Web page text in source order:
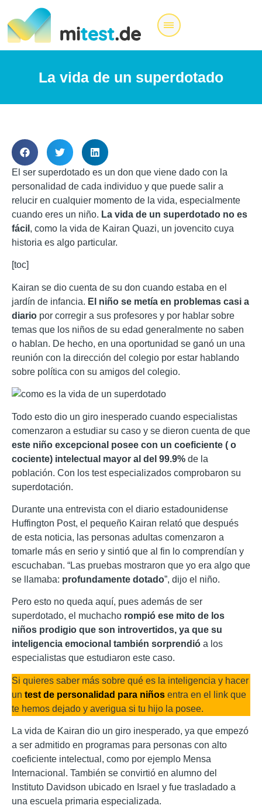
La vida de un superdotado
El ser superdotado es un don que viene dado con la
personalidad de cada individuo y que puede salir a
relucir en cualquier momento de la vida, especialmente
cuando eres un niño. La vida de un superdotado no es
fácil , como la vida de Kairan Quazi, un jovencito cuya
historia es algo particular.
[toc]
Kairan se dio cuenta de su don cuando estaba en el
jardín de infancia. El niño se metía en problemas casi a
diario por corregir a sus profesores y por hablar sobre
temas que los niños de su edad generalmente no saben
o hablan. De hecho, en una oportunidad se ganó un una
reunión con la dirección del colegio por estar hablando
sobre política con su amigos del colegio.
Todo esto dio un giro inesperado cuando especialistas
comenzaron a estudiar su caso y se dieron cuenta de que
este niño excepcional posee con un coeficiente ( o
cociente) intelectual mayor al del 99.9% de la
población. Con los test especializados comprobaron su
superdotación.
Durante una entrevista con el diario estadounidense
Huffington Post, el pequeño Kairan relató que después
de esta noticia, las personas adultas comenzaron a
tomarle más en serio y sintió que al fin lo comprendían y
escuchaban. “Las pruebas mostraron que yo era algo que
se llamaba: profundamente dotado”, dijo el niño.
Pero esto no queda aquí, pues además de ser
superdotado, el muchacho rompió ese mito de los
niños prodigio que son introvertidos, ya que su
inteligencia emocional también sorprendió a los
especialistas que estudiaron este caso.
Si quieres saber más sobre qué es la inteligencia y hacer
un test de personalidad para niños entra en el link que
te hemos dejado y averigua si tu hijo la posee.
La vida de Kairan dio un giro inesperado, ya que empezó
a ser admitido en programas para personas con alto
coeficiente intelectual, como por ejemplo Mensa
Internacional. También se convirtió en alumno del
Instituto Davidson ubicado en Israel y fue trasladado a
una escuela primaria especializada.